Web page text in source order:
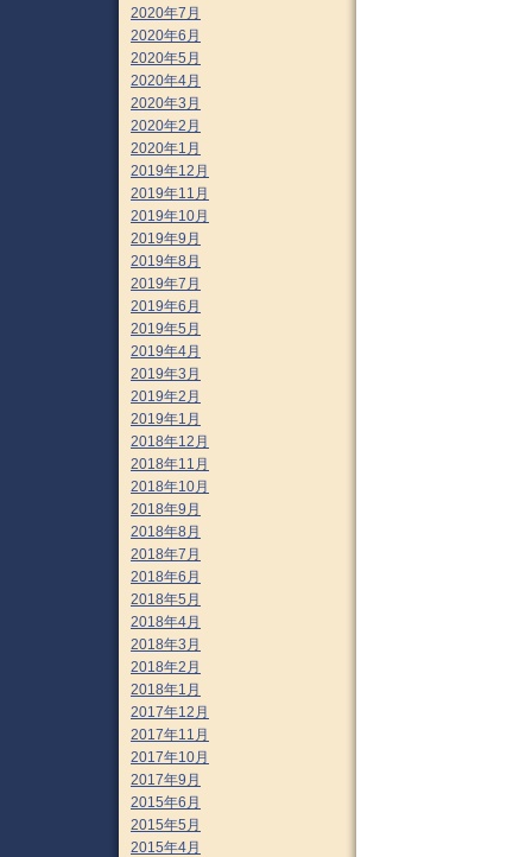
2020年7月
2020年6月
2020年5月
2020年4月
2020年3月
2020年2月
2020年1月
2019年12月
2019年11月
2019年10月
2019年9月
2019年8月
2019年7月
2019年6月
2019年5月
2019年4月
2019年3月
2019年2月
2019年1月
2018年12月
2018年11月
2018年10月
2018年9月
2018年8月
2018年7月
2018年6月
2018年5月
2018年4月
2018年3月
2018年2月
2018年1月
2017年12月
2017年11月
2017年10月
2017年9月
2015年6月
2015年5月
2015年4月